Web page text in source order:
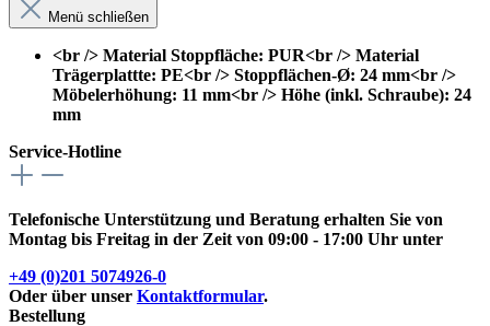
Menü schließen
<br /> Material Stoppfläche: PUR<br /> Material
Trägerplattte: PE<br /> Stoppflächen-Ø: 24 mm<br />
Möbelerhöhung: 11 mm<br /> Höhe (inkl. Schraube): 24
mm
Service-Hotline
Telefonische Unterstützung und Beratung erhalten Sie von
Montag bis Freitag in der Zeit von 09:00 - 17:00 Uhr unter
+49 (0)201 5074926-0
Oder über unser Kontaktformular.
Bestellung